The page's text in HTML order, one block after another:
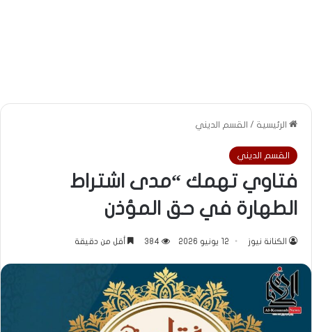
الرئيسية / القسم الديني
القسم الديني
فتاوي تهمك “مدى اشتراط
الطهارة في حق المؤذن
الكنانة نيوز 12 يونيو 2026 384 أقل من دقيقة